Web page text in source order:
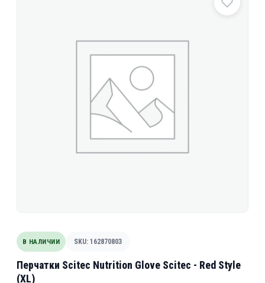
В НАЛИЧИИ SKU: 162870803
Перчатки Scitec Nutrition Glove Scitec - Red Style
(XL)